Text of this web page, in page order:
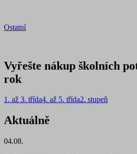
Ostatní
Vyřešte nákup školních
rok
1. až 3. třída4. až 5. třída2. stupeň
Aktuálně
04.08.